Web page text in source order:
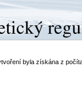
byla získána z